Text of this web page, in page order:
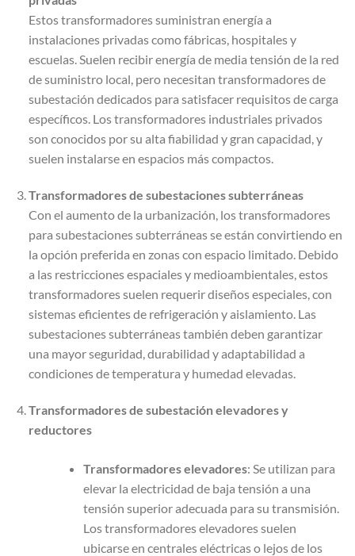
Estos transformadores suministran energía a
instalaciones privadas como fábricas, hospitales y
escuelas. Suelen recibir energía de media tensión de la red
de suministro local, pero necesitan transformadores de
subestación dedicados para satisfacer requisitos de carga
específicos. Los transformadores industriales privados
son conocidos por su alta fiabilidad y gran capacidad, y
suelen instalarse en espacios más compactos.
Transformadores de subestaciones subterráneas
Con el aumento de la urbanización, los transformadores
para subestaciones subterráneas se están convirtiendo en
la opción preferida en zonas con espacio limitado. Debido
a las restricciones espaciales y medioambientales, estos
transformadores suelen requerir diseños especiales, con
sistemas eficientes de refrigeración y aislamiento. Las
subestaciones subterráneas también deben garantizar
una mayor seguridad, durabilidad y adaptabilidad a
condiciones de temperatura y humedad elevadas.
Transformadores de subestación elevadores y
reductores
Transformadores elevadores: Se utilizan para
elevar la electricidad de baja tensión a una
tensión superior adecuada para su transmisión.
Los transformadores elevadores suelen
ubicarse en centrales eléctricas o lejos de los